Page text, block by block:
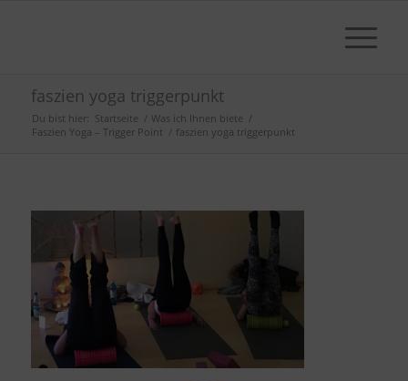
faszien yoga triggerpunkt
Du bist hier: Startseite / Was ich Ihnen biete /
Faszien Yoga – Trigger Point / faszien yoga triggerpunkt